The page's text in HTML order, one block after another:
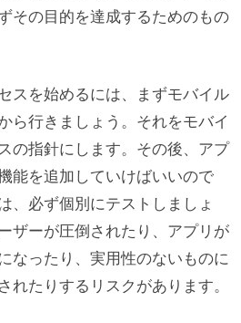
その目的を達成するためのもの
スを始めるには、まずモバイル
ら行きましょう。それをモバイ
の指針にします。その後、アプ
能を追加していけばいいので
、必ず個別にテストしましょ
ザーが圧倒されたり、アプリが
なったり、実用性のないものに
れたりするリスクがあります。